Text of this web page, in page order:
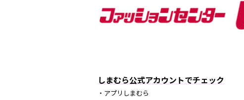
しまむら公式アカウントでチェック
・アプリしまむら